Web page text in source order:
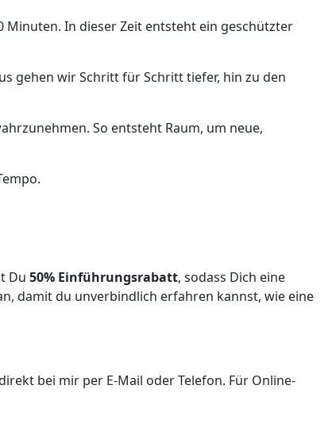
Minuten. In dieser Zeit entsteht ein geschützter
gehen wir Schritt für Schritt tiefer, hin zu den
So entsteht Raum, um neue,
Du 50% Einführungsrabatt, sodass Dich eine
damit du unverbindlich erfahren kannst, wie eine
bei mir per E-Mail oder Telefon. Für Online-